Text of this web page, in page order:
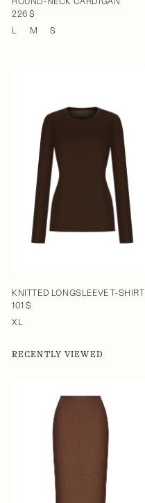
226 $
L
M S
KNITTED LONGSLEEVE T-SHIRT
101 $
XL
RECENTLY VIEWED